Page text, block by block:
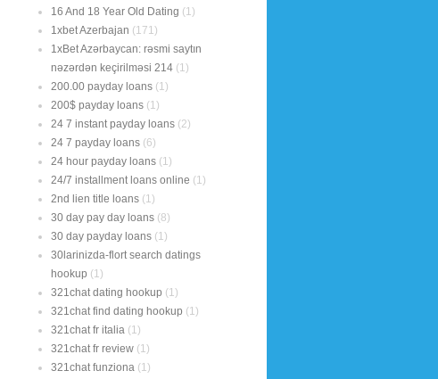
16 And 18 Year Old Dating (1)
1xbet Azerbajan (171)
1xBet Azərbaycan: rəsmi saytın
nəzərdən keçirilməsi 214 (1)
200.00 payday loans (1)
200$ payday loans (1)
24 7 instant payday loans (2)
24 7 payday loans (6)
24 hour payday loans (1)
24/7 installment loans online (1)
2nd lien title loans (1)
30 day pay day loans (8)
30 day payday loans (1)
30larinizda-flort search datings
hookup (1)
321chat dating hookup (1)
321chat find dating hookup (1)
321chat fr italia (1)
321chat fr review (1)
321chat funziona (1)